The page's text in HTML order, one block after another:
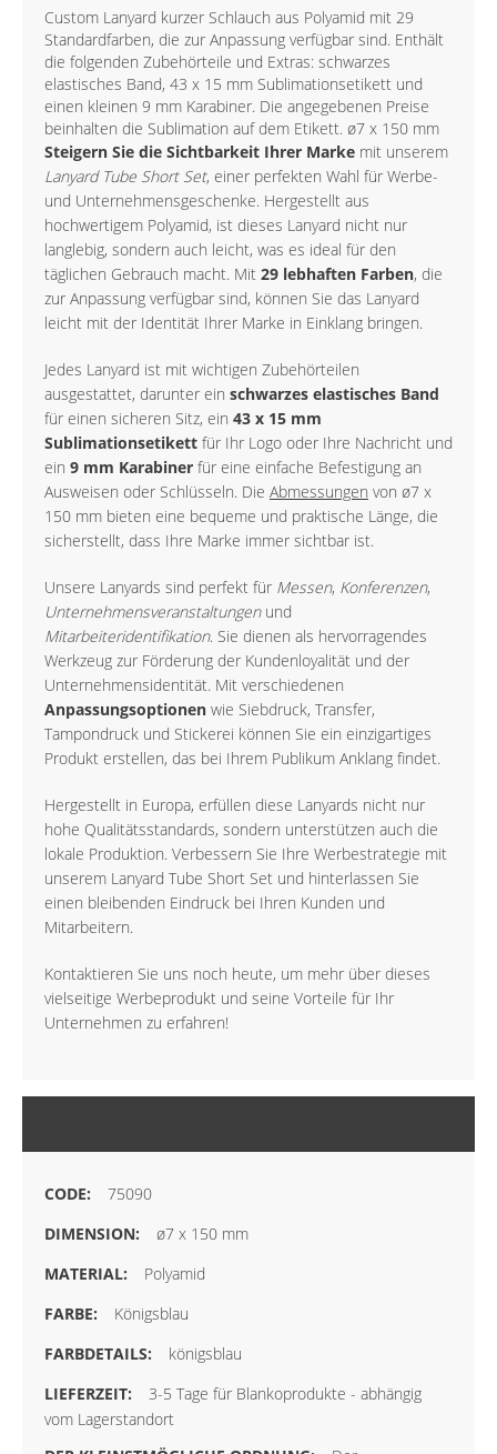
Custom Lanyard kurzer Schlauch aus Polyamid mit 29
Standardfarben, die zur Anpassung verfügbar sind. Enthält
die folgenden Zubehörteile und Extras: schwarzes
elastisches Band, 43 x 15 mm Sublimationsetikett und
einen kleinen 9 mm Karabiner. Die angegebenen Preise
beinhalten die Sublimation auf dem Etikett. ø7 x 150 mm
Steigern Sie die Sichtbarkeit Ihrer Marke mit unserem
Lanyard Tube Short Set, einer perfekten Wahl für Werbe-
und Unternehmensgeschenke. Hergestellt aus
hochwertigem Polyamid, ist dieses Lanyard nicht nur
langlebig, sondern auch leicht, was es ideal für den
täglichen Gebrauch macht. Mit 29 lebhaften Farben, die
zur Anpassung verfügbar sind, können Sie das Lanyard
leicht mit der Identität Ihrer Marke in Einklang bringen.
Jedes Lanyard ist mit wichtigen Zubehörteilen
ausgestattet, darunter ein schwarzes elastisches Band
für einen sicheren Sitz, ein 43 x 15 mm
Sublimationsetikett für Ihr Logo oder Ihre Nachricht und
ein 9 mm Karabiner für eine einfache Befestigung an
Ausweisen oder Schlüsseln. Die Abmessungen von ø7 x
150 mm bieten eine bequeme und praktische Länge, die
sicherstellt, dass Ihre Marke immer sichtbar ist.
Unsere Lanyards sind perfekt für Messen, Konferenzen,
Unternehmensveranstaltungenund
Mitarbeiteridentifikation. Sie dienen als hervorragendes
Werkzeug zur Förderung der Kundenloyalität und der
Unternehmensidentität. Mit verschiedenen
Anpassungsoptionen wie Siebdruck, Transfer,
Tampondruck und Stickerei können Sie ein einzigartiges
Produkt erstellen, das bei Ihrem Publikum Anklang findet.
Hergestellt in Europa, erfüllen diese Lanyards nicht nur
hohe Qualitätsstandards, sondern unterstützen auch die
lokale Produktion. Verbessern Sie Ihre Werbestrategie mit
unserem Lanyard Tube Short Set und hinterlassen Sie
einen bleibenden Eindruck bei Ihren Kunden und
Mitarbeitern.
Kontaktieren Sie uns noch heute, um mehr über dieses
vielseitige Werbeprodukt und seine Vorteile für Ihr
Unternehmen zu erfahren!
75090
ø7 x 150 mm
Polyamid
Königsblau
königsblau
3-5 Tage für Blankoprodukte - abhängig
vom Lagerstandort